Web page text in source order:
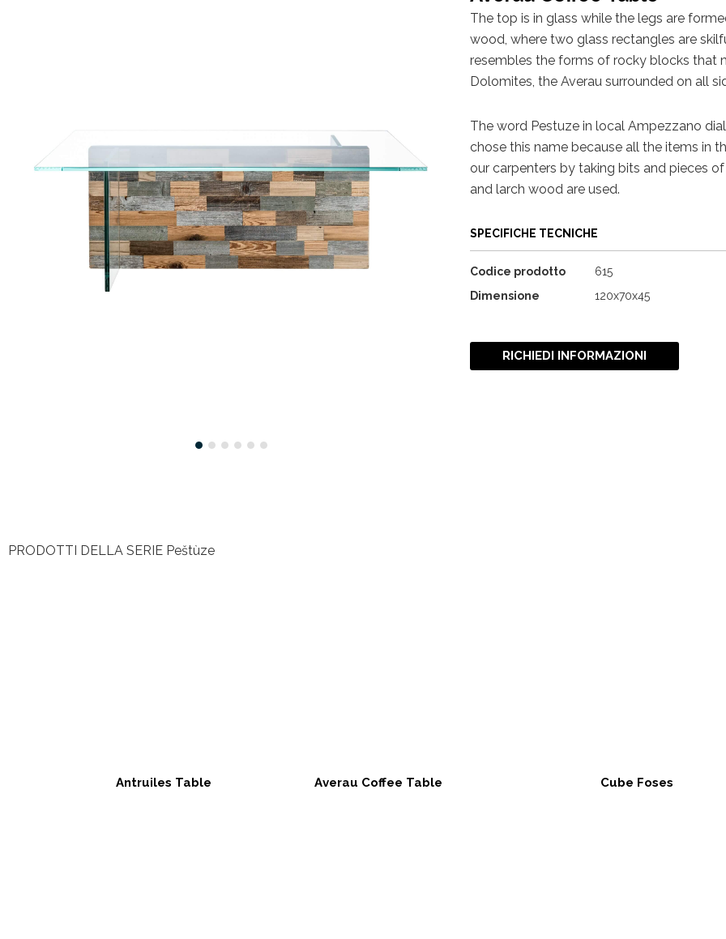
The top is in glass while the legs are
wood, where two glass rectangles are
resembles the forms of rocky blocks that
Dolomites, the Averau surrounded on all
The word Pestuze in local Ampezzano
chose this name because all the items in
our carpenters by taking bits and pieces
and larch wood are used.
SPECIFICHE TECNICHE
Codice prodotto
615
Dimensione
120x70x45
RICHIEDI INFORMAZIONI
PRODOTTI DELLA SERIE Peštùze
Antruiles Table Averau Coffee Table Cube Foses